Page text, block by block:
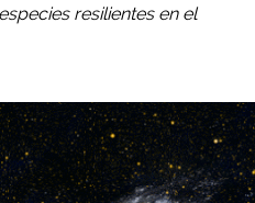
resilientes en el